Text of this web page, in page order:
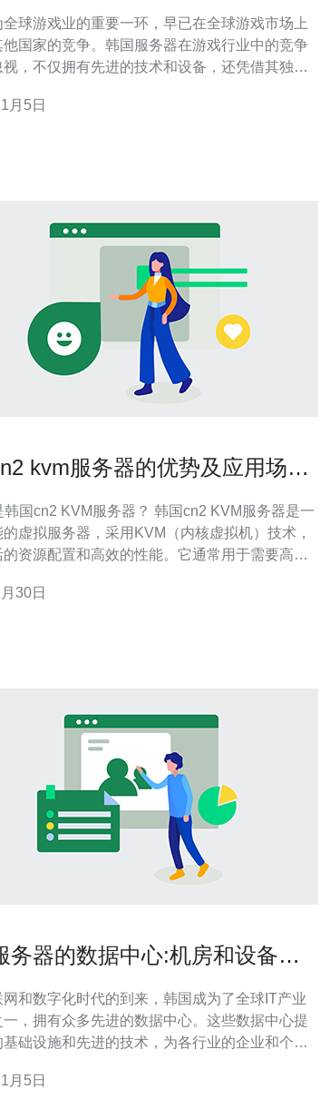
球游戏业的重要一环，早已在全球游戏市场上
他国家的竞争。韩国服务器在游戏行业中的竞争
视，不仅拥有先进的技术和设备，还凭借其独特
设备 韩国在科技产业方面一直领先于其他国
月5日
kvm服务器的优势及应用场景
韩国cn2 KVM服务器？ 韩国cn2 KVM服务器是一
虚拟服务器，采用KVM（内核虚拟机）技术，
资源配置和高效的性能。它通常用于需要高带
允许多个虚拟机在同一硬件上独立运行，从而提
30日
务器的数据中心:机房和设备供
网和数字化时代的到来，韩国成为了全球IT产业
一，拥有众多先进的数据中心。这些数据中心提
础设施和先进的技术，为各行业的企业和个人
为数据中心提供高性能的机房和优质的设备。
月5日